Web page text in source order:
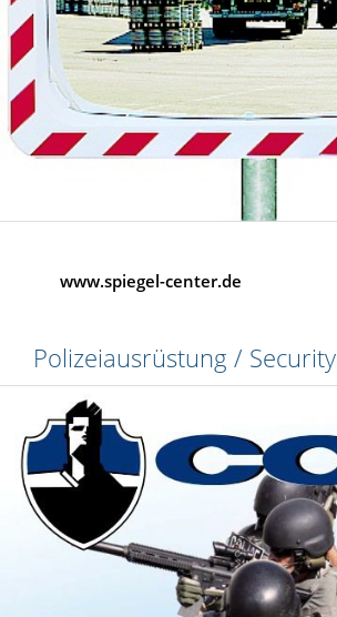
www.spiegel-center.de
Polizeiausrüstung / Security